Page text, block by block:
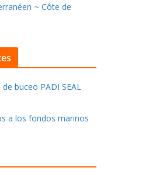
~ Côte de
buceo PADI SEAL
a los fondos marinos